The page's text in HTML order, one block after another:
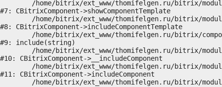
#7: CBitrixComponent->showComponentTemplate
#8: CBitrixComponent->includeComponentTemplate
#9: include(string)
#10: CBitrixComponent->__includeComponent
#11: CBitrixComponent->includeComponent